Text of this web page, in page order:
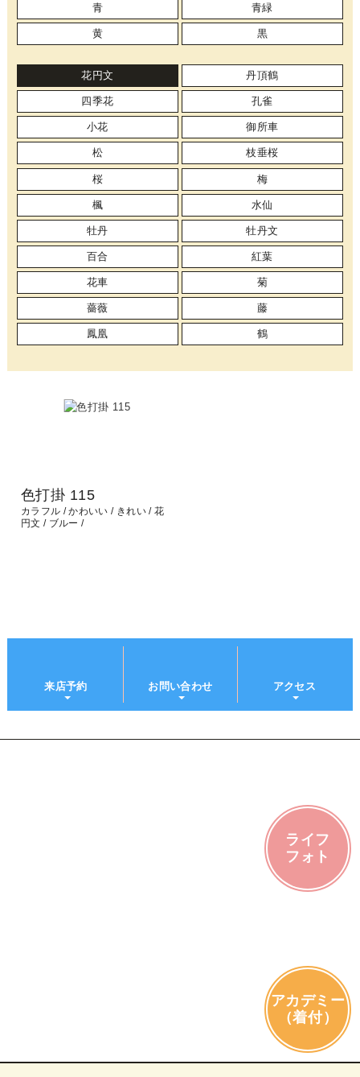
青 青緑
黄 黒
花円文 丹頂鶴
四季花 孔雀
小花 御所車
松 枝垂桜
桜 梅
楓 水仙
牡丹 牡丹文
百合 紅葉
花車 菊
薔薇 藤
鳳凰 鶴
色打掛 115
カラフル かわいい きれい
花
円文
ブルー
来店予約 お問い合わせ アクセス
ライフ
フォト
アカデミー
（着付）